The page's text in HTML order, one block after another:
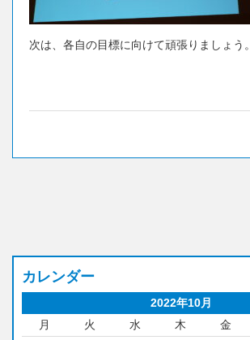
次は、各自の目標に向けて頑張りましょう。
カレンダー
2022年10月
月
火 水 木 金